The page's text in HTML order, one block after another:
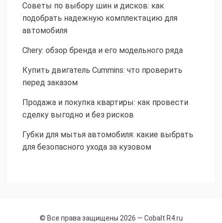
Советы по выбору шин и дисков: как
подобрать надежную комплектацию для
автомобиля
Chery: обзор бренда и его модельного ряда
Купить двигатель Cummins: что проверить
перед заказом
Продажа и покупка квартиры: как провести
сделку выгодно и без рисков
Губки для мытья автомобиля: какие выбрать
для безопасного ухода за кузовом
© Все права защищены 2026 — Cobalt R4.ru